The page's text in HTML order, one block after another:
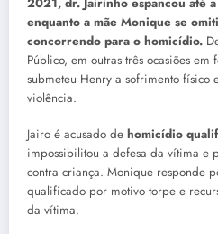
enquanto a mãe Monique se
concorrendo para o homicídio.
Público, em outras três ocasiões
submeteu Henry a sofrimento físico
violência.
Jairo é acusado de homicídio
impossibilitou a defesa da vítima e
contra criança. Monique responde
qualificado por motivo torpe e
da vítima.